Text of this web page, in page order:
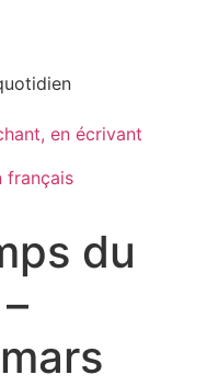
en écrivant
français
du